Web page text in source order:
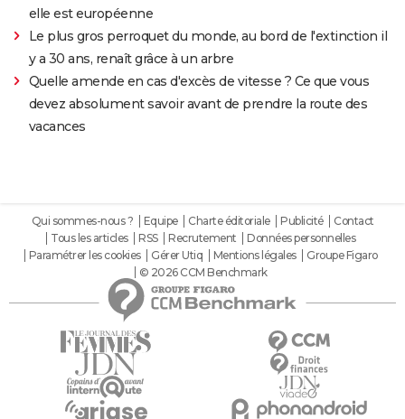
elle est européenne
Le plus gros perroquet du monde, au bord de l'extinction il
y a 30 ans, renaît grâce à un arbre
Quelle amende en cas d'excès de vitesse ? Ce que vous
devez absolument savoir avant de prendre la route des
vacances
Qui sommes-nous ? Equipe Charte éditoriale Publicité
Contact
Tous les articles
RSS Recrutement
Données personnelles
Paramétrer les cookies
Gérer Utiq Mentions légales
Groupe Figaro
© 2026 CCM Benchmark